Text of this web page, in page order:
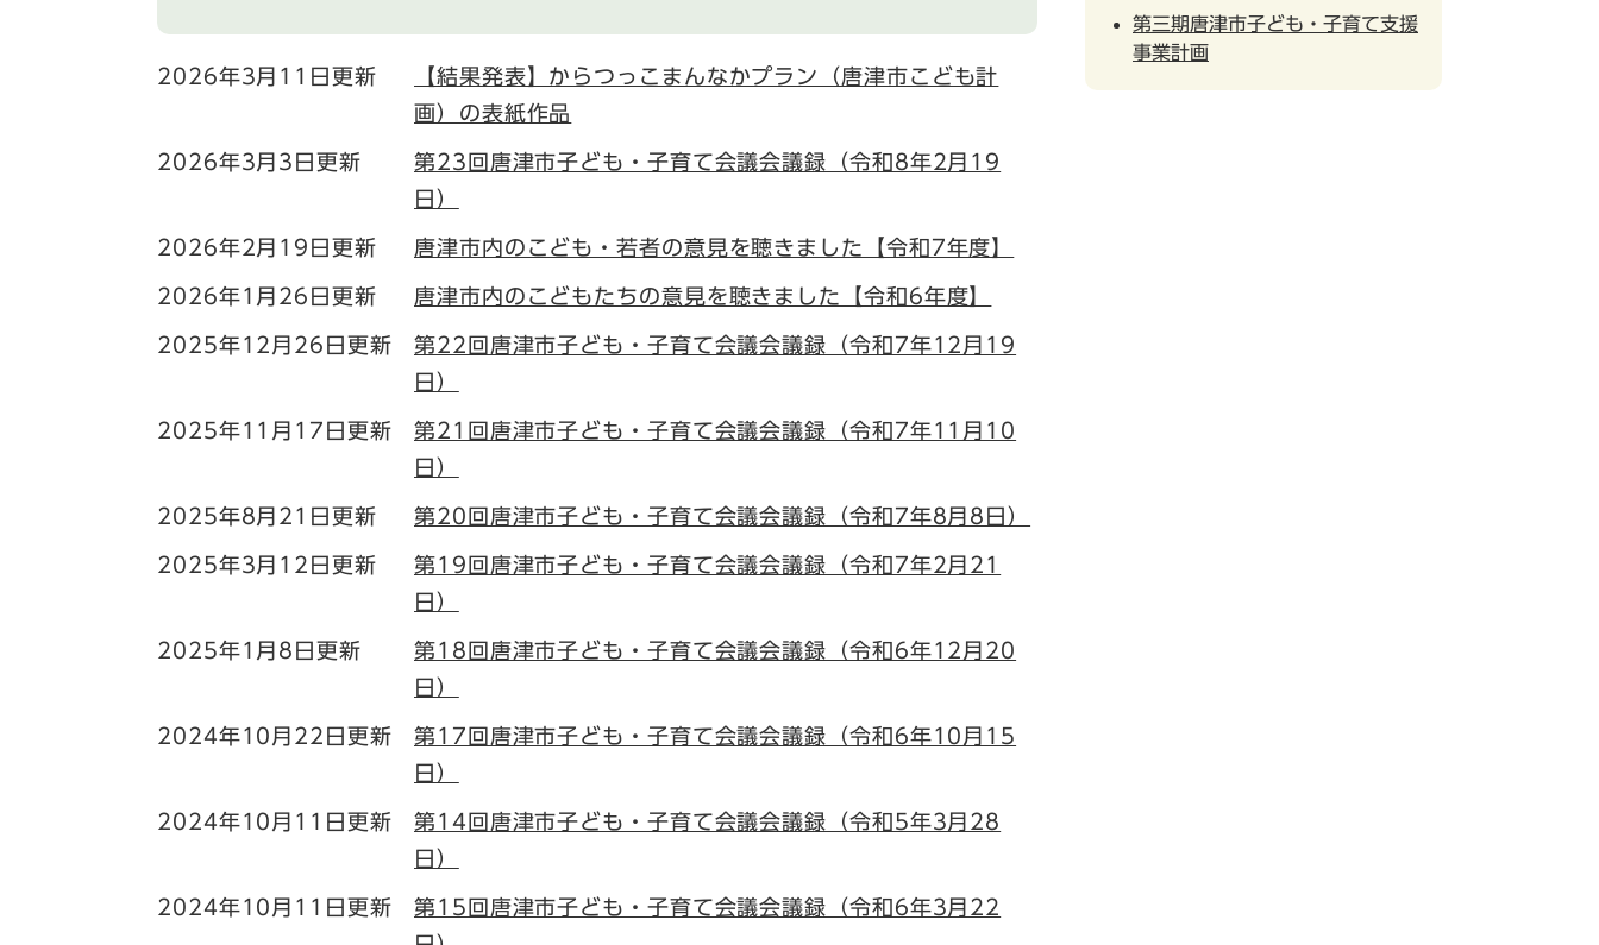
2026年3月11日更新
【結果発表】からつっこまんなかプラン（唐津市こども計
画）の表紙作品
2026年3月3日更新
第23回唐津市子ども・子育て会議会議録（令和8年2月19
日）
2026年2月19日更新 唐津市内のこども・若者の意見を聴きました【令和7年度】
2026年1月26日更新 唐津市内のこどもたちの意見を聴きました【令和6年度】
2025年12月26日更新
第22回唐津市子ども・子育て会議会議録（令和7年12月19
日）
2025年11月17日更新
第21回唐津市子ども・子育て会議会議録（令和7年11月10
日）
2025年8月21日更新 第20回唐津市子ども・子育て会議会議録（令和7年8月8日）
2025年3月12日更新
第19回唐津市子ども・子育て会議会議録（令和7年2月21
日）
2025年1月8日更新
第18回唐津市子ども・子育て会議会議録（令和6年12月20
日）
2024年10月22日更新
第17回唐津市子ども・子育て会議会議録（令和6年10月15
日）
2024年10月11日更新
第14回唐津市子ども・子育て会議会議録（令和5年3月28
日）
2024年10月11日更新
第15回唐津市子ども・子育て会議会議録（令和6年3月22
第三期唐津市子ども・子育て支援
事業計画